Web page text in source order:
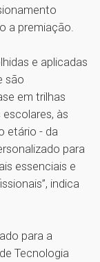
a premiação.
e aplicadas
são
em trilhas
às
etário - da
para
essenciais e
indica
para a
Tecnologia